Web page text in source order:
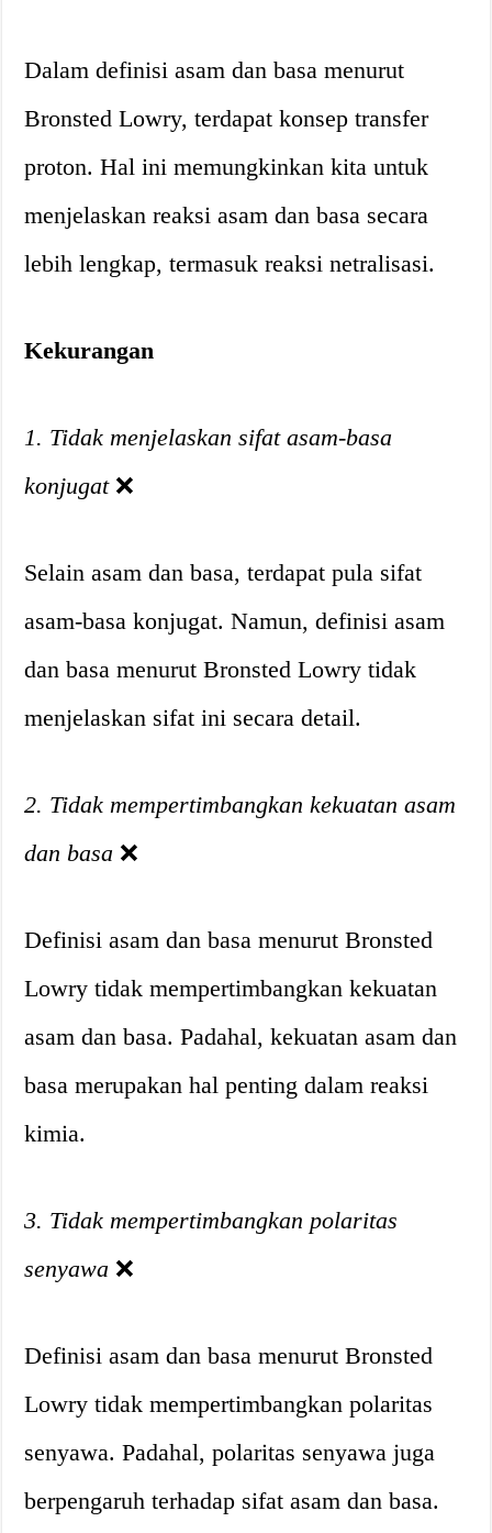
Dalam definisi asam dan basa menurut
Bronsted Lowry, terdapat konsep transfer
proton. Hal ini memungkinkan kita untuk
menjelaskan reaksi asam dan basa secara
lebih lengkap, termasuk reaksi netralisasi.
Kekurangan
1. Tidak menjelaskan sifat asam-basa
konjugat❌
Selain asam dan basa, terdapat pula sifat
asam-basa konjugat. Namun, definisi asam
dan basa menurut Bronsted Lowry tidak
menjelaskan sifat ini secara detail.
2. Tidak mempertimbangkan kekuatan asam
dan basa ❌
Definisi asam dan basa menurut Bronsted
Lowry tidak mempertimbangkan kekuatan
asam dan basa. Padahal, kekuatan asam dan
basa merupakan hal penting dalam reaksi
kimia.
3. Tidak mempertimbangkan polaritas
senyawa ❌
Definisi asam dan basa menurut Bronsted
Lowry tidak mempertimbangkan polaritas
senyawa. Padahal, polaritas senyawa juga
berpengaruh terhadap sifat asam dan basa.